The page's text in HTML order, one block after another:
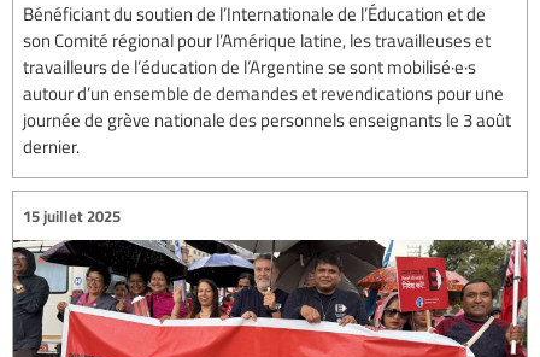
Bénéficiant du soutien de l’Internationale de l’Éducation et de
son Comité régional pour l’Amérique latine, les travailleuses et
travailleurs de l’éducation de l’Argentine se sont mobilisé·e·s
autour d’un ensemble de demandes et revendications pour une
journée de grève nationale des personnels enseignants le 3 août
dernier.
15 juillet 2025